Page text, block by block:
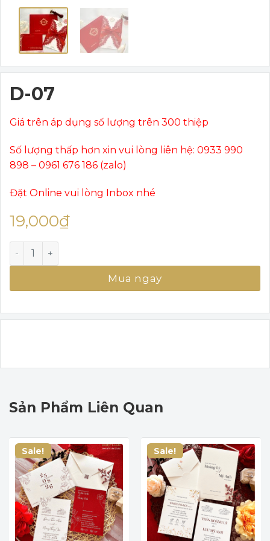
D-07
Giá trên áp dụng số lượng trên 300 thiệp
Số lượng thấp hơn xin vui lòng liên hệ: 0933 990
898 – 0961 676 186 (zalo)
Đặt Online vui lòng Inbox nhé
19,000₫
D-07 số lượng
Mua ngay
Sản Phẩm Liên Quan
Sale! Sale!